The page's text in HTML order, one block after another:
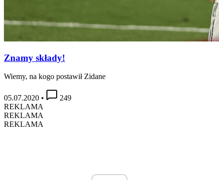
Znamy składy!
Wiemy, na kogo postawił Zidane
05.07.2020 •
249
REKLAMA
REKLAMA
REKLAMA